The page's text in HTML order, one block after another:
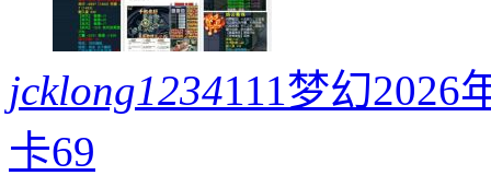
jcklong1234111梦幻2026
卡69